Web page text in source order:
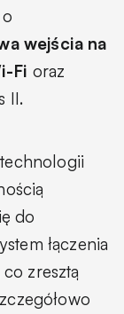
o
wejścia na
Fi oraz
II.
do
łączenia
zresztą